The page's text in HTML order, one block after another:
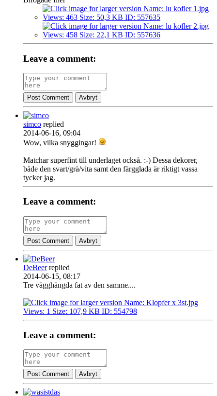
Leave a comment:
Post Comment Avbryt
simco replied
2014-06-16, 09:04
Wow, vilka snyggingar!
Matchar superfint till underlaget också. :-) Dessa dekorer,
både den svart/grå/vita samt den färgglada är riktigt vassa
tycker jag.
Leave a comment:
Post Comment Avbryt
DeBeerreplied
2014-06-15, 08:17
Tre vägghängda fat av den samme....
Leave a comment:
Post Comment Avbryt